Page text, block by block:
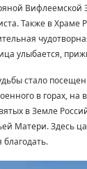
Вифлеемской
Также в Храме
улыбается,
стало
в горах, на
в Земле
Матери. Здесь